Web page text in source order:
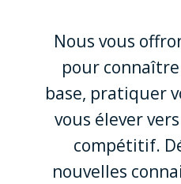
Nous vous
pour
base, pratiquer
vous élever
compétitif.
nouvelles